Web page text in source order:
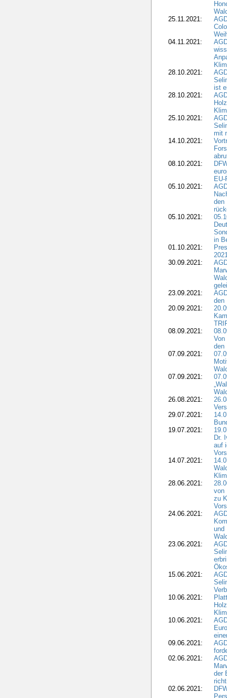
25.11.2021:
04.11.2021:
28.10.2021:
ist
28.10.2021:
25.10.2021:
mit
14.10.2021:
08.10.2021:
05.10.2021:
den
05.10.2021:
in
01.10.2021:
30.09.2021:
23.09.2021:
den
20.09.2021:
08.09.2021:
den
07.09.2021:
07.09.2021:
26.08.2021:
29.07.2021:
19.07.2021:
Dr.
auf
14.07.2021:
28.06.2021:
von
zu
24.06.2021:
und
23.06.2021:
15.06.2021:
10.06.2021:
10.06.2021:
09.06.2021:
02.06.2021:
der
02.06.2021: